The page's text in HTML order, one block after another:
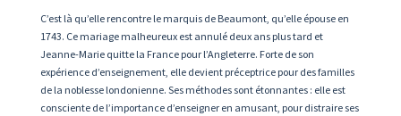
C’est là qu’elle rencontre le marquis de Beaumont, qu’elle épouse en
1743. Ce mariage malheureux est annulé deux ans plus tard et
Jeanne-Marie quitte la France pour l’Angleterre. Forte de son
expérience d’enseignement, elle devient préceptrice pour des familles
de la noblesse londonienne. Ses méthodes sont étonnantes : elle est
consciente de l’importance d’enseigner en amusant, pour distraire ses